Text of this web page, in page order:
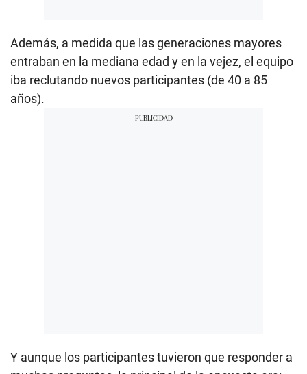
Además, a medida que las generaciones mayores
entraban en la mediana edad y en la vejez, el equipo
iba reclutando nuevos participantes (de 40 a 85
años).
Y aunque los participantes tuvieron que responder a